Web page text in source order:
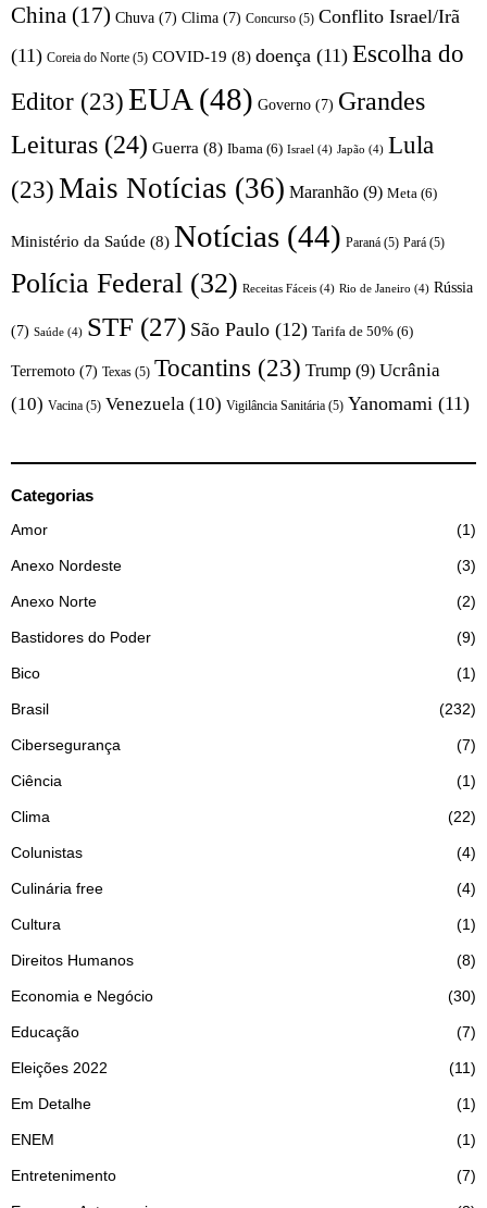
China (17) Chuva (7) Clima (7) Concurso (5) Conflito Israel/Irã
(11) Coreia do Norte (5) COVID-19 (8) doença (11) Escolha do
Editor (23)EUA (48) Governo (7) Grandes
Leituras (24) Guerra (8) Ibama (6) Israel (4) Japão (4) Lula
(23)Mais Notícias (36) Maranhão (9) Meta (6)
Ministério da Saúde (8) Notícias (44) Paraná (5) Pará (5)
Polícia Federal (32) Receitas Fáceis (4) Rio de Janeiro (4) Rússia
(7) Saúde (4) STF (27) São Paulo (12) Tarifa de 50% (6)
Terremoto (7) Texas (5) Tocantins (23) Trump (9) Ucrânia
(10) Vacina (5) Venezuela (10) Vigilância Sanitária (5) Yanomami (11)
Categorias
Amor 1
Anexo Nordeste 3
Anexo Norte 2
Bastidores do Poder 9
Bico 1
Brasil 232
Cibersegurança 7
Ciência 1
Clima 22
Colunistas 4
Culinária free 4
Cultura 1
Direitos Humanos 8
Economia e Negócio 30
Educação 7
Eleições 2022 11
Em Detalhe 1
ENEM 1
Entretenimento 7